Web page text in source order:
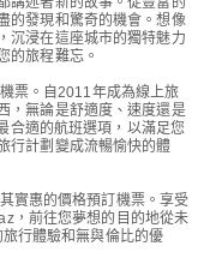
的發現和驚奇的機會。想像
沉浸在這座城市的獨特魅力
的旅程難忘。
票。自2011年成為線上旅
，無論是舒適度、速度還是
合適的航班選項，以滿足您
行計劃變成流暢愉快的體
實惠的價格預訂機票。享受
，前往您夢想的目的地從未
行體驗和無與倫比的優